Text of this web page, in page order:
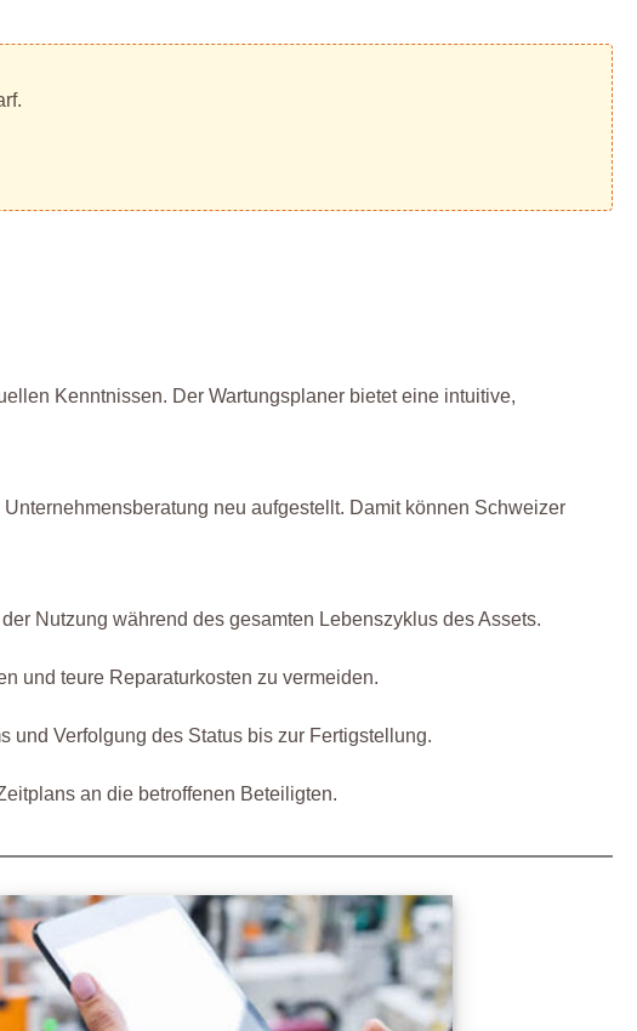
Kenntnissen. Der Wartungsplaner bietet eine intuitive,
neu aufgestellt. Damit können Schweizer
Nutzung während des gesamten Lebenszyklus des Assets.
und teure Reparaturkosten zu vermeiden.
und Verfolgung des Status bis zur Fertigstellung.
an die betroffenen Beteiligten.